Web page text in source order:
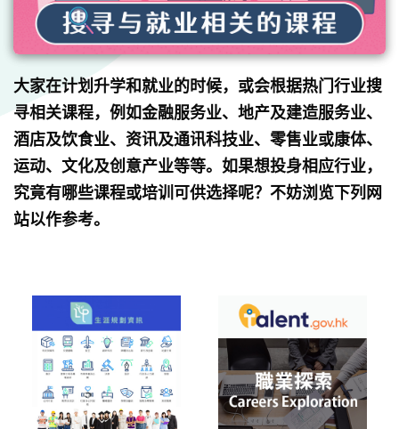
大家在计划升学和就业的时候，或会根据热门行业搜
寻相关课程，例如金融服务业、地产及建造服务业、
酒店及饮食业、资讯及通讯科技业、零售业或康体、
运动、文化及创意产业等等。如果想投身相应行业，
究竟有哪些课程或培训可供选择呢？不妨浏览下列网
站以作参考。